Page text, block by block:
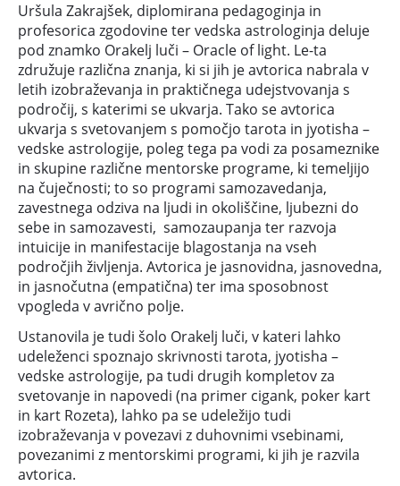
Uršula Zakrajšek, diplomirana pedagoginja in
profesorica zgodovine ter vedska astrologinja deluje
pod znamko Orakelj luči – Oracle of light. Le-ta
združuje različna znanja, ki si jih je avtorica nabrala v
letih izobraževanja in praktičnega udejstvovanja s
področij, s katerimi se ukvarja. Tako se avtorica
ukvarja s svetovanjem s pomočjo tarota in jyotisha –
vedske astrologije, poleg tega pa vodi za posameznike
in skupine različne mentorske programe, ki temeljijo
na čuječnosti; to so programi samozavedanja,
zavestnega odziva na ljudi in okoliščine, ljubezni do
sebe in samozavesti, samozaupanja ter razvoja
intuicije in manifestacije blagostanja na vseh
področjih življenja. Avtorica je jasnovidna, jasnovedna,
in jasnočutna (empatična) ter ima sposobnost
vpogleda v avrično polje.
Ustanovila je tudi šolo Orakelj luči, v kateri lahko
udeleženci spoznajo skrivnosti tarota, jyotisha –
vedske astrologije, pa tudi drugih kompletov za
svetovanje in napovedi (na primer cigank, poker kart
in kart Rozeta), lahko pa se udeležijo tudi
izobraževanja v povezavi z duhovnimi vsebinami,
povezanimi z mentorskimi programi, ki jih je razvila
avtorica.